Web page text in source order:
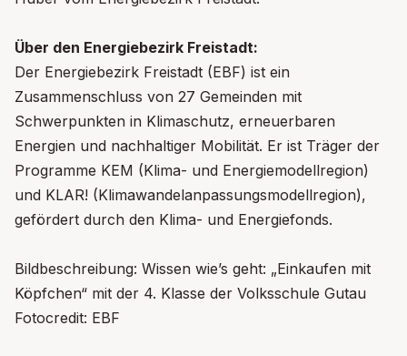
Über den Energiebezirk Freistadt:
Der Energiebezirk Freistadt (EBF) ist ein
Zusammenschluss von 27 Gemeinden mit
Schwerpunkten in Klimaschutz, erneuerbaren
Energien und nachhaltiger Mobilität. Er ist Träger der
Programme KEM (Klima- und Energiemodellregion)
und KLAR! (Klimawandelanpassungsmodellregion),
gefördert durch den Klima- und Energiefonds.
Bildbeschreibung: Wissen wie’s geht: „Einkaufen mit
Köpfchen“ mit der 4. Klasse der Volksschule Gutau
Fotocredit: EBF